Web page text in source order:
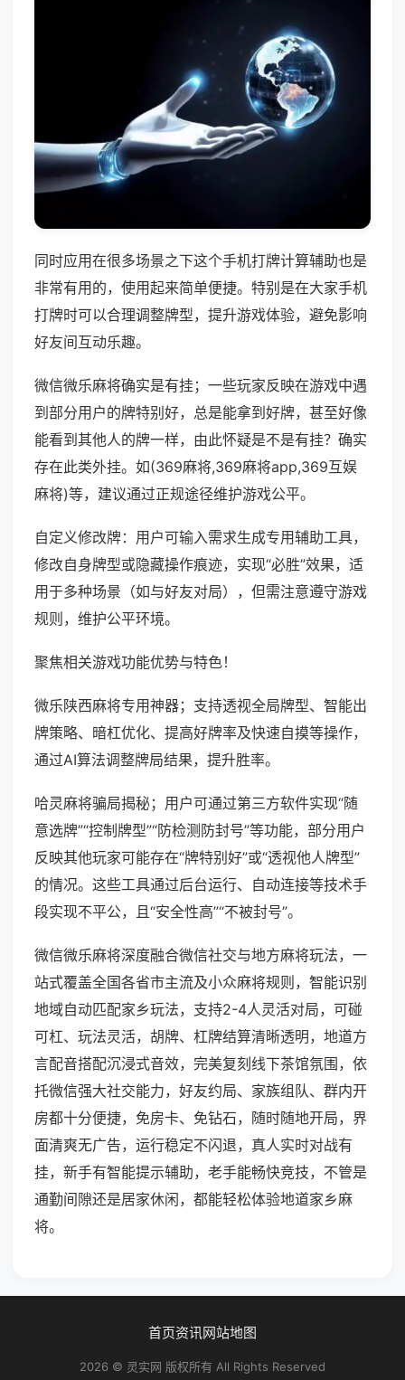
同时应用在很多场景之下这个手机打牌计算辅助也是
非常有用的，使用起来简单便捷。特别是在大家手机
打牌时可以合理调整牌型，提升游戏体验，避免影响
好友间互动乐趣。
微信微乐麻将确实是有挂；一些玩家反映在游戏中遇
到部分用户的牌特别好，总是能拿到好牌，甚至好像
能看到其他人的牌一样，由此怀疑是不是有挂？确实
存在此类外挂。如(369麻将,369麻将app,369互娱
麻将)等，建议通过正规途径维护游戏公平。
自定义修改牌：用户可输入需求生成专用辅助工具，
修改自身牌型或隐藏操作痕迹，实现“必胜”效果，适
用于多种场景（如与好友对局），但需注意遵守游戏
规则，维护公平环境。
聚焦相关游戏功能优势与特色！
微乐陕西麻将专用神器；支持透视全局牌型、智能出
牌策略、暗杠优化、提高好牌率及快速自摸等操作，
通过AI算法调整牌局结果，提升胜率。
哈灵麻将骗局揭秘；用户可通过第三方软件实现“随
意选牌”“控制牌型”“防检测防封号”等功能，部分用户
反映其他玩家可能存在“牌特别好”或“透视他人牌型”
的情况。这些工具通过后台运行、自动连接等技术手
段实现不平公，且“安全性高”“不被封号”。
微信微乐麻将深度融合微信社交与地方麻将玩法，一
站式覆盖全国各省市主流及小众麻将规则，智能识别
地域自动匹配家乡玩法，支持2-4人灵活对局，可碰
可杠、玩法灵活，胡牌、杠牌结算清晰透明，地道方
言配音搭配沉浸式音效，完美复刻线下茶馆氛围，依
托微信强大社交能力，好友约局、家族组队、群内开
房都十分便捷，免房卡、免钻石，随时随地开局，界
面清爽无广告，运行稳定不闪退，真人实时对战有
挂，新手有智能提示辅助，老手能畅快竞技，不管是
通勤间隙还是居家休闲，都能轻松体验地道家乡麻
将。
首页资讯网站地图
2026 © 灵实网 版权所有 All Rights Reserved